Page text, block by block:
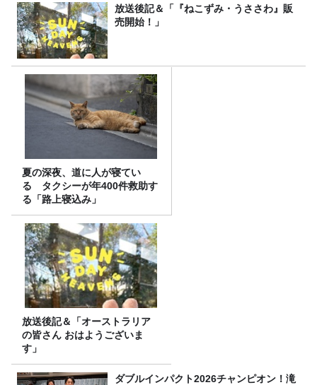
放送後記＆「『ねこずみ・うささわ』販
売開始！」
夏の深夜、道に人が寝てい
る タクシーが年400件救助す
る「路上寝込み」
放送後記＆「オーストラリア
の皆さん おはようございま
す」
ダブルインパクト2026チャンピオン！滝